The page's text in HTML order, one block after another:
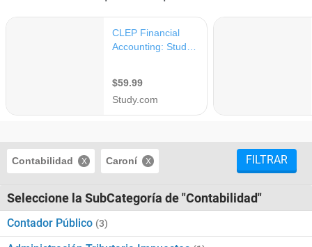
Contabilidad Caroní FILTRAR
Seleccione la SubCategoría de "Contabilidad"
Contador Público (3)